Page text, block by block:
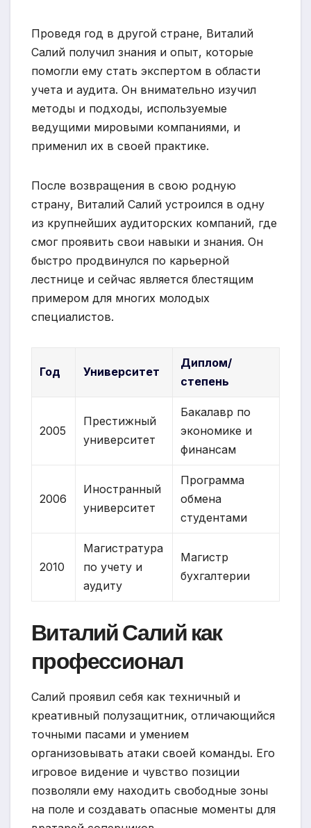
Проведя год в другой стране, Виталий
Салий получил знания и опыт, которые
помогли ему стать экспертом в области
учета и аудита. Он внимательно изучил
методы и подходы, используемые
ведущими мировыми компаниями, и
применил их в своей практике.
После возвращения в свою родную
страну, Виталий Салий устроился в одну
из крупнейших аудиторских компаний, где
смог проявить свои навыки и знания. Он
быстро продвинулся по карьерной
лестнице и сейчас является блестящим
примером для многих молодых
специалистов.
Год Университет
Диплом/
степень
2005
Престижный
университет
Бакалавр по
экономике и
финансам
2006
Иностранный
университет
Программа
обмена
студентами
2010
Магистратура
по учету и
аудиту
Магистр
бухгалтерии
Виталий Салий как
профессионал
Салий проявил себя как техничный и
креативный полузащитник, отличающийся
точными пасами и умением
организовывать атаки своей команды. Его
игровое видение и чувство позиции
позволяли ему находить свободные зоны
на поле и создавать опасные моменты для